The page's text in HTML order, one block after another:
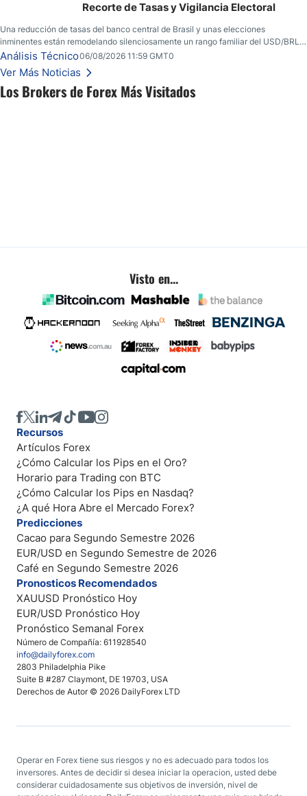
Los Brokers de Forex Más Visitados
Recorte de Tasas y Vigilancia Electoral
Una reducción de tasas del banco central de Brasil y unas elecciones
inminentes están remodelando silenciosamente un rango familiar del USD/BRL.
Una reducción de tasas por parte del banco central de Brasil y unas elecciones
inminentes están remodelando silenciosamente un rango familiar del USD/BRL.
Esto es lo que los traders están observando a continuación.
Análisis Técnico06/08/2026 11:59 GMT0
Ver Más Noticias
Visto en...
Número de Compañía: 611928540
info@dailyforex.com
2803 Philadelphia Pike
Suite B #287 Claymont, DE 19703, USA
Derechos de Autor © 2026 DailyForex LTD
Recursos
Artículos Forex
¿Cómo Calcular los Pips en el Oro?
Horario para Trading con BTC
¿Cómo Calcular los Pips en Nasdaq?
¿A qué Hora Abre el Mercado Forex?
Predicciones
Cacao para Segundo Semestre 2026
EUR/USD en Segundo Semestre de 2026
Café en Segundo Semestre 2026
Pronosticos Recomendados
XAUUSD Pronóstico Hoy
EUR/USD Pronóstico Hoy
Pronóstico Semanal Forex
Operar en Forex tiene sus riesgos y no es adecuado para todos los
inversores. Antes de decidir si desea iniciar la operacion, usted debe
considerar cuidadosamente sus objetivos de inversión, nivel de